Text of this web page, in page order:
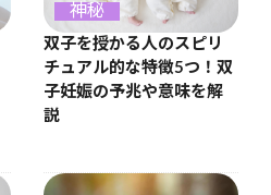
神秘
双子を授かる人のスピリ
チュアル的な特徴5つ！双
子妊娠の予兆や意味を解
説